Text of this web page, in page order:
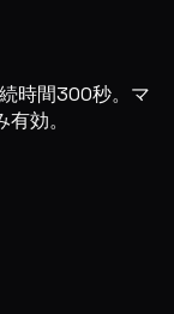
時間300秒。マ
効。